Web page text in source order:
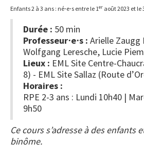
Enfants 2 à 3 ans : né⋅e⋅s entre le 1er août 2023 et le
Durée : 50 min
Professeur⋅e⋅s : Arielle Zaugg
Wolfgang Leresche, Lucie
Lieux : EML Site Centre-
8) - EML Site Sallaz (Route
Horaires :
RPE 2-3 ans : Lundi 10h40 |
9h50
Ce cours s’adresse à des enfants
binôme.